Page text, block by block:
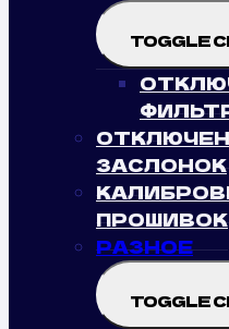
TOGGLE
ЗАСЛОНОК
ПРОШИВОК
РАЗНОЕ
TOGGLE